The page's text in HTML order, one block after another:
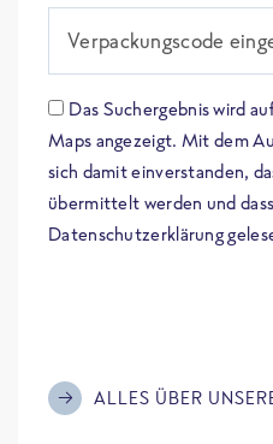
Verpackungscode
Das Suchergebnis wird
Maps angezeigt. Mit dem
sich damit einverstanden,
übermittelt werden und
Datenschutzerklärung
ALLES ÜBER